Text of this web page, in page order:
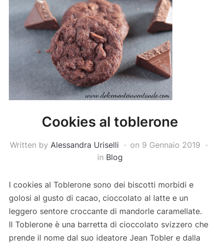
Cookies al toblerone
Written by Alessandra Uriselli on 9 Gennaio 2019
in Blog
I cookies al Toblerone sono dei biscotti morbidi e
golosi al gusto di cacao, cioccolato al latte e un
leggero sentore croccante di mandorle caramellate.
Il Toblerone è una barretta di cioccolato svizzero che
prende il nome dal suo ideatore Jean Tobler e dalla